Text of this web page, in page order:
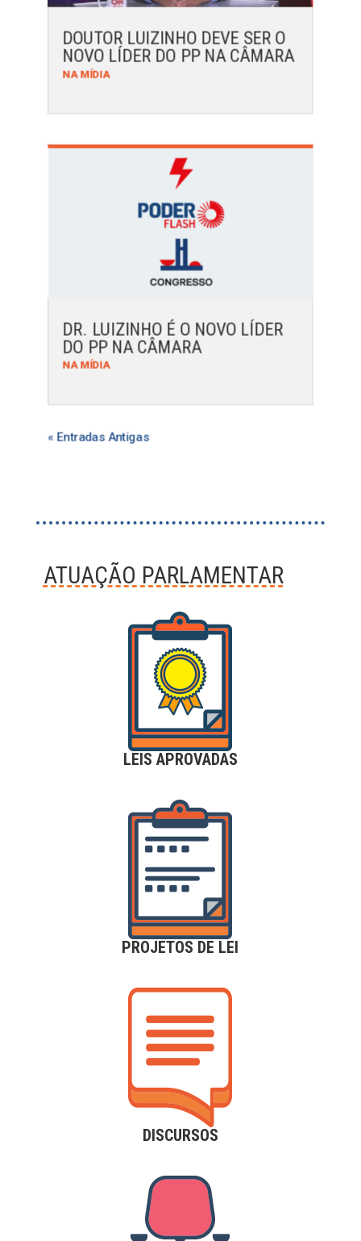
DOUTOR LUIZINHO DEVE SER O
NOVO LÍDER DO PP NA CÂMARA
NA MÍDIA
DR. LUIZINHO É O NOVO LÍDER
DO PP NA CÂMARA
NA MÍDIA
« Entradas Antigas
ATUAÇÃO PARLAMENTAR
LEIS APROVADAS
PROJETOS DE LEI
DISCURSOS